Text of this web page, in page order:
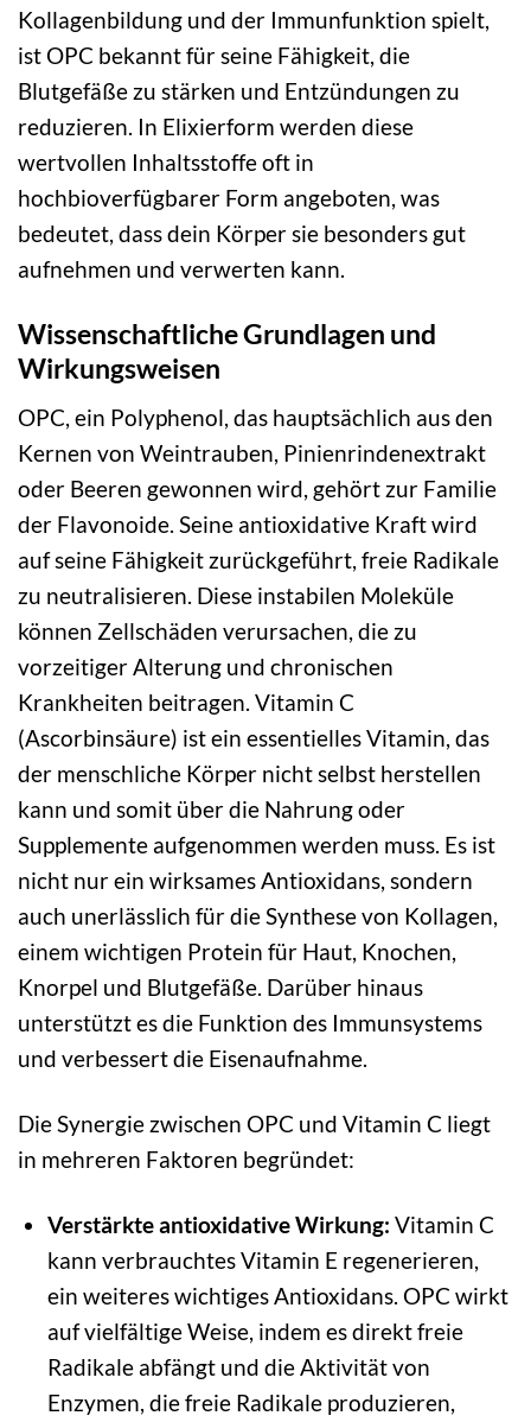
Kollagenbildung und der Immunfunktion spielt,
ist OPC bekannt für seine Fähigkeit, die
Blutgefäße zu stärken und Entzündungen zu
reduzieren. In Elixierform werden diese
wertvollen Inhaltsstoffe oft in
hochbioverfügbarer Form angeboten, was
bedeutet, dass dein Körper sie besonders gut
aufnehmen und verwerten kann.
Wissenschaftliche Grundlagen und
Wirkungsweisen
OPC, ein Polyphenol, das hauptsächlich aus den
Kernen von Weintrauben, Pinienrindenextrakt
oder Beeren gewonnen wird, gehört zur Familie
der Flavonoide. Seine antioxidative Kraft wird
auf seine Fähigkeit zurückgeführt, freie Radikale
zu neutralisieren. Diese instabilen Moleküle
können Zellschäden verursachen, die zu
vorzeitiger Alterung und chronischen
Krankheiten beitragen. Vitamin C
(Ascorbinsäure) ist ein essentielles Vitamin, das
der menschliche Körper nicht selbst herstellen
kann und somit über die Nahrung oder
Supplemente aufgenommen werden muss. Es ist
nicht nur ein wirksames Antioxidans, sondern
auch unerlässlich für die Synthese von Kollagen,
einem wichtigen Protein für Haut, Knochen,
Knorpel und Blutgefäße. Darüber hinaus
unterstützt es die Funktion des Immunsystems
und verbessert die Eisenaufnahme.
Die Synergie zwischen OPC und Vitamin C liegt
in mehreren Faktoren begründet:
Verstärkte antioxidative Wirkung: Vitamin C
kann verbrauchtes Vitamin E regenerieren,
ein weiteres wichtiges Antioxidans. OPC wirkt
auf vielfältige Weise, indem es direkt freie
Radikale abfängt und die Aktivität von
Enzymen, die freie Radikale produzieren,